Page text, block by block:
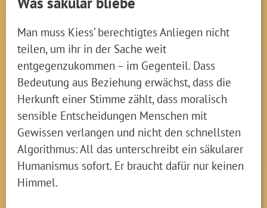
Man muss Kiess‘ berechtigtes Anliegen nicht
teilen, um ihr in der Sache weit
entgegenzukommen – im Gegenteil. Dass
Bedeutung aus Beziehung erwächst, dass die
Herkunft einer Stimme zählt, dass moralisch
sensible Entscheidungen Menschen mit
Gewissen verlangen und nicht den schnellsten
Algorithmus: All das unterschreibt ein säkularer
Humanismus sofort. Er braucht dafür nur keinen
Himmel.